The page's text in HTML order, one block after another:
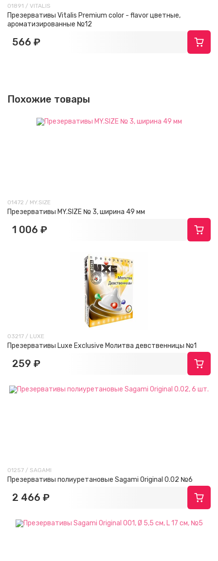
01891 / VITALIS
Презервативы Vitalis Premium color - flavor цветные,
ароматизированные №12
566 ₽
Похожие товары
01472 / MY.SIZE
Презервативы MY.SIZE № 3, ширина 49 мм
1 006 ₽
03217 / LUXE
Презервативы Luxe Exclusive Молитва девственницы №1
259 ₽
01257 / SAGAMI
Презервативы полиуретановые Sagami Original 0.02 №6
2 466 ₽